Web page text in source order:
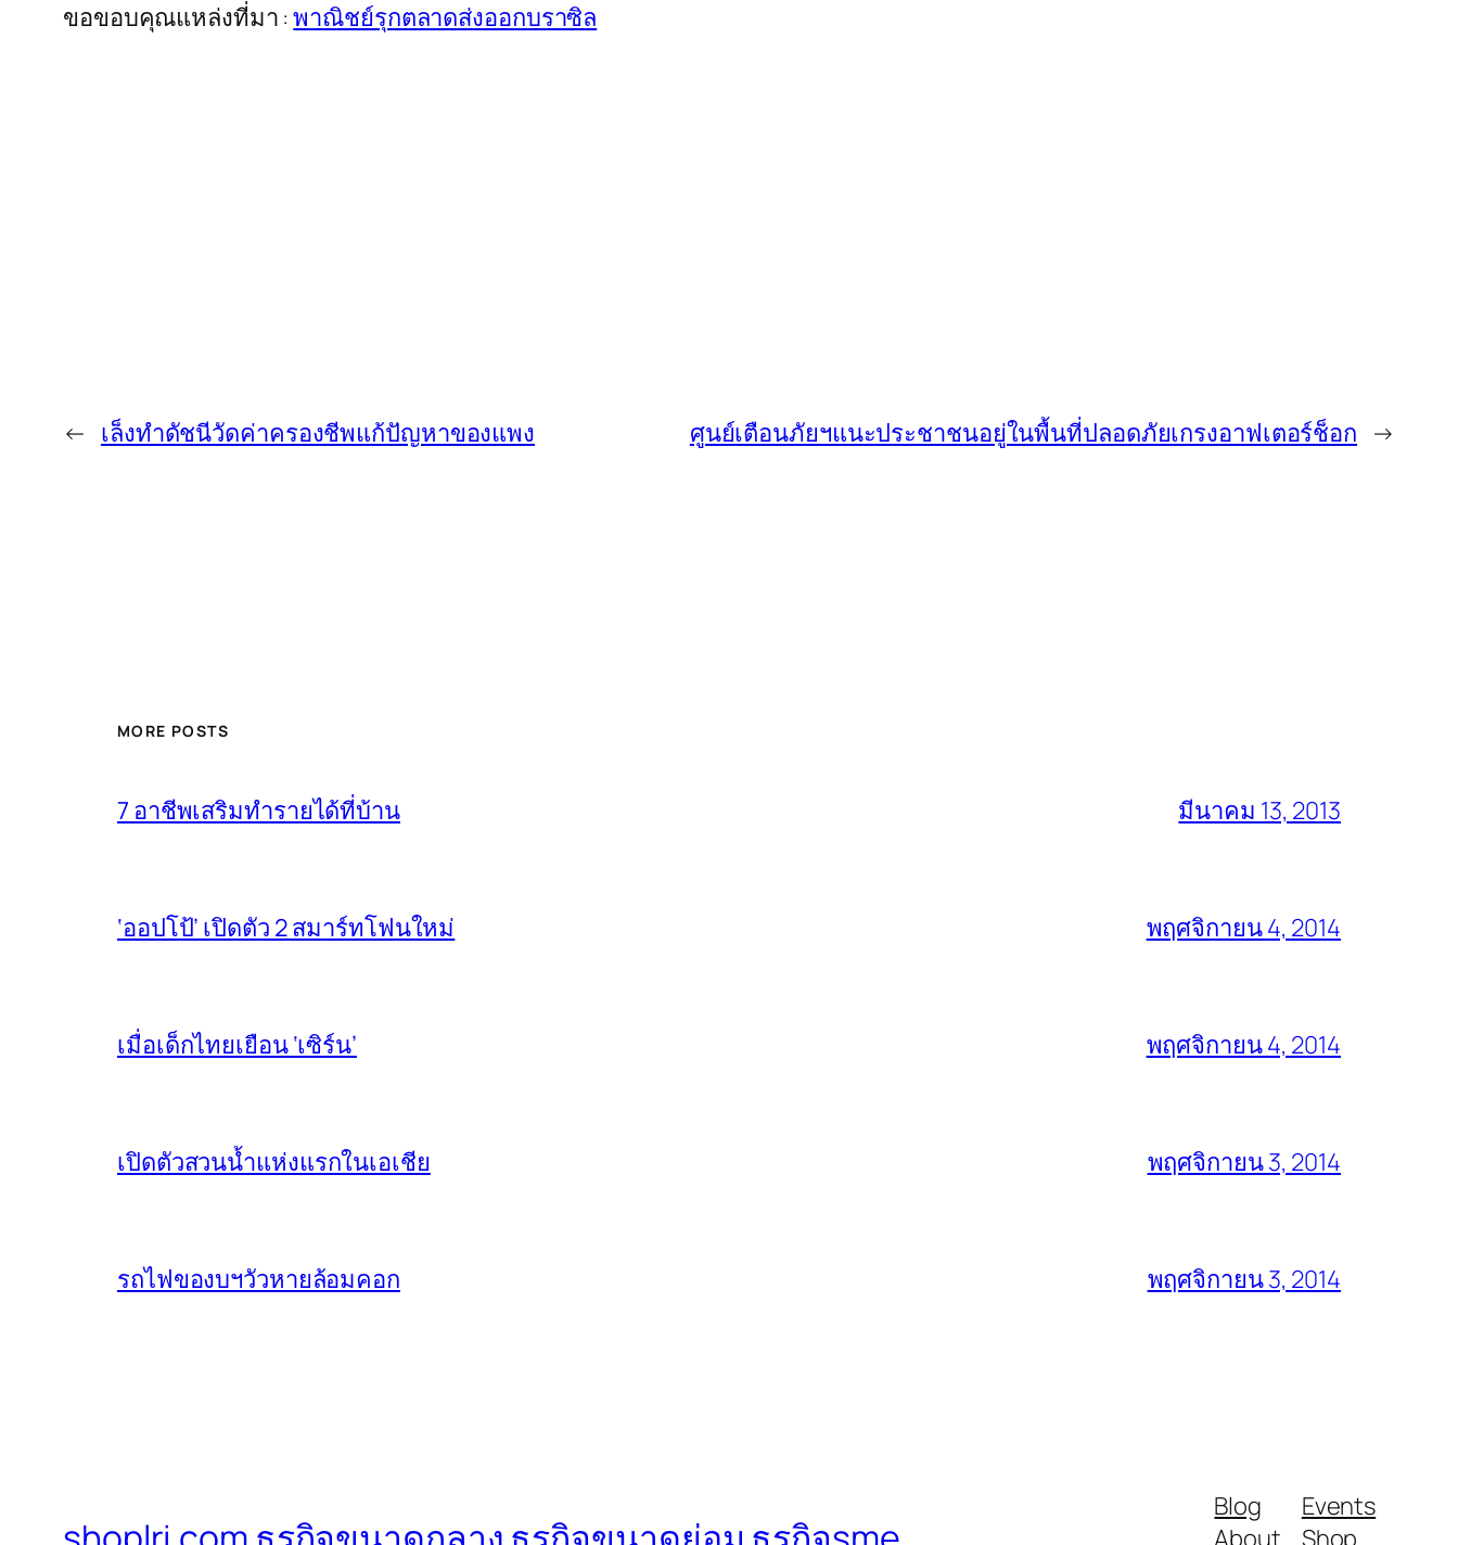
ขอขอบคุณแหล่งที่มา :พาณิชย์รุกตลาดส่งออกบราซิล
← เล็งทำดัชนีวัดค่าครองชีพแก้ปัญหาของแพง ศูนย์เตือนภัยฯแนะประชาชนอยู่ในพื้นที่ปลอดภัยเกรงอาฟเตอร์ช็อก →
MORE POSTS
7 อาชีพเสริมทำรายได้ที่บ้าน มีนาคม 13, 2013
‘ออปโป้’ เปิดตัว 2 สมาร์ทโฟนใหม่ พฤศจิกายน 4, 2014
เมื่อเด็กไทยเยือน ‘เซิร์น’ พฤศจิกายน 4, 2014
เปิดตัวสวนน้ำแห่งแรกในเอเชีย พฤศจิกายน 3, 2014
รถไฟของบฯวัวหายล้อมคอก พฤศจิกายน 3, 2014
Blog
About
Events
Shop